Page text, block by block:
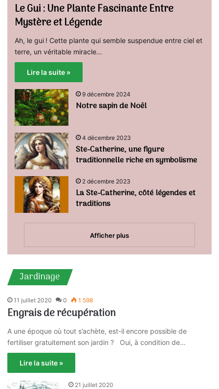
Le Gui : Une Plante Fascinante Entre
Mystère et Légende
Ah, le gui ! Cette plante qui semble suspendue entre ciel et
terre, un véritable miracle…
Lire la suite »
9 décembre 2024
Notre sapin de Noël
4 décembre 2023
Ste-Catherine, une figure
traditionnelle riche en symbolisme
2 décembre 2023
La Ste-Catherine, côté légendes et
traditions
Afficher plus
Jardinage
11 juillet 2020 0 1 598
Engrais de récupération
A une époque où tout s’achète, est-il encore possible de
fertiliser gratuitement son jardin ? Oui, à condition de…
Lire la suite »
21 juillet 2020